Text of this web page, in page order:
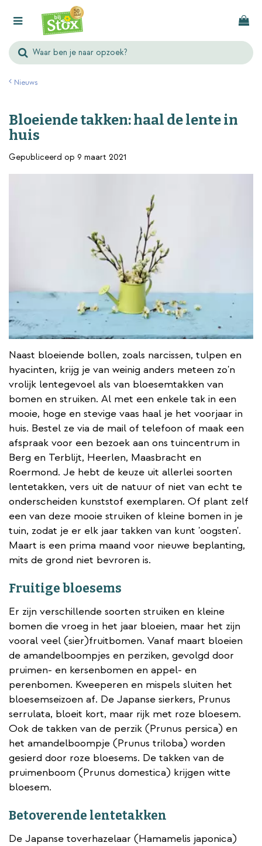
Nieuws
Bloeiende takken: haal de lente in
huis
Gepubliceerd op 9 maart 2021
Naast bloeiende bollen, zoals narcissen, tulpen en
hyacinten, krijg je van weinig anders meteen zo'n
vrolijk lentegevoel als van bloesemtakken van
bomen en struiken. Al met een enkele tak in een
mooie, hoge en stevige vaas haal je het voorjaar in
huis. Bestel ze via de mail of telefoon of maak een
afspraak voor een bezoek aan ons tuincentrum in
Berg en Terblijt, Heerlen, Maasbracht en
Roermond. Je hebt de keuze uit allerlei soorten
lentetakken, vers uit de natuur of niet van echt te
onderscheiden kunststof exemplaren. Of plant zelf
een van deze mooie struiken of kleine bomen in je
tuin, zodat je er elk jaar takken van kunt 'oogsten'.
Maart is een prima maand voor nieuwe beplanting,
mits de grond niet bevroren is.
Fruitige bloesems
Er zijn verschillende soorten struiken en kleine
bomen die vroeg in het jaar bloeien, maar het zijn
vooral veel (sier)fruitbomen. Vanaf maart bloeien
de amandelboompjes en perziken, gevolgd door
pruimen- en kersenbomen en appel- en
perenbomen. Kweeperen en mispels sluiten het
bloesemseizoen af. De Japanse sierkers, Prunus
serrulata, bloeit kort, maar rijk met roze bloesem.
Ook de takken van de perzik (Prunus persica) en
het amandelboompje (Prunus triloba) worden
gesierd door roze bloesems. De takken van de
pruimenboom (Prunus domestica) krijgen witte
bloesem.
Betoverende lentetakken
De Japanse toverhazelaar (Hamamelis japonica)